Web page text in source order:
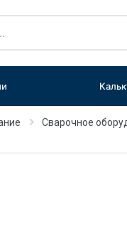
Сварочное